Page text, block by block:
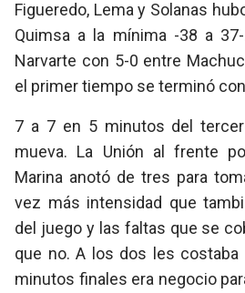
Figueredo, Lema y Solanas
Quimsa a la mínima -38 a
Narvarte con 5-0 entre
el primer tiempo se terminó
7 a 7 en 5 minutos del
mueva. La Unión al frente
Marina anotó de tres para
vez más intensidad que
del juego y las faltas que se
que no. A los dos les
minutos finales era negocio